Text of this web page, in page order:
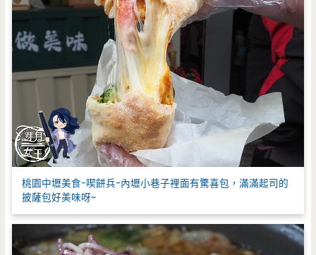
桃園中壢美食-喫餅兵-內壢小巷子裡面有驚喜包，滿滿起司的
披薩包好美味呀~